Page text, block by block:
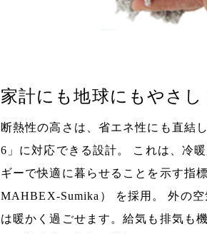
家計にも地球にもやさし
断熱性の高さは、省エネ性にも直結
6」に対応できる設計。 これは、冷
ギーで快適に暮らせることを示す指
MAHBEX-Sumika） を採用。 外の
は暖かく過ごせます。給気も排気も